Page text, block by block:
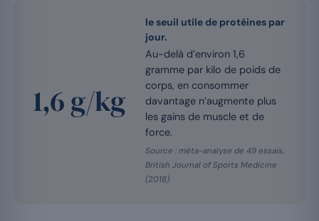
1,6 g/kg
le seuil utile de protéines par
jour.
Au-delà d’environ 1,6
gramme par kilo de poids de
corps, en consommer
davantage n’augmente plus
les gains de muscle et de
force.
Source : méta-analyse de 49 essais,
British Journal of Sports Medicine
(2018)